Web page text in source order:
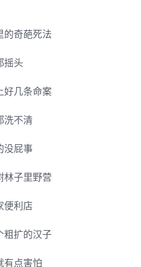
的奇葩死法
摇头
好几条命案
洗不清
没屁事
林子里野营
便利店
粗扩的汉子
有点害怕